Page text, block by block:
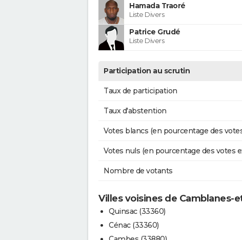
Hamada Traoré
Liste Divers
Patrice Grudé
Liste Divers
Participation au scrutin
Taux de participation
Taux d'abstention
Votes blancs (en pourcentage des
Votes nuls (en pourcentage des votes
Nombre de votants
Villes voisines de Camblanes-
Quinsac (33360)
Cénac (33360)